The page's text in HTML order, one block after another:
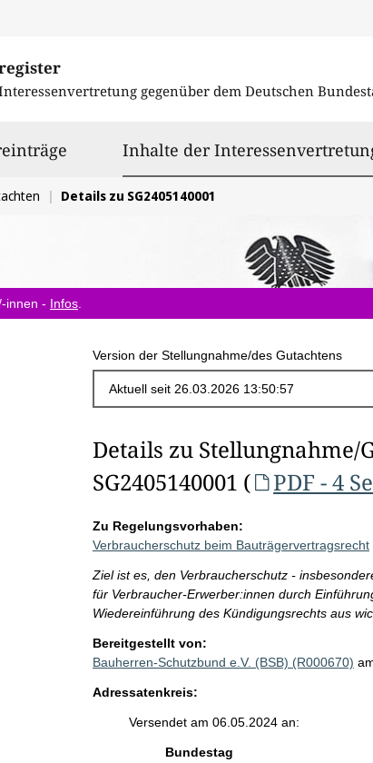
gegenüber dem Deutschen
Inhalte der
Details zu SG2405140001
innen - Infos
Version der Stellungnahme/des Gutachtens
Details zu Stellungnahme/
SG2405140001 (
PDF - 4
Zu Regelungsvorhaben:
Verbraucherschutz beim Bauträgervertragsrecht
Ziel ist es, den Verbraucherschutz -
für Verbraucher-Erwerber:innen durch
Wiedereinführung des Kündigungsrechts aus
Bereitgestellt von:
Bauherren-Schutzbund e.V. (BSB) (R000670)
Adressatenkreis:
Versendet am 06.05.2024 an:
Bundestag